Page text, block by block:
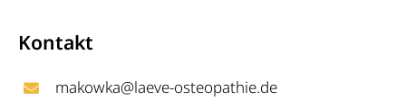
Kontakt
makowka@laeve-osteopathie.de